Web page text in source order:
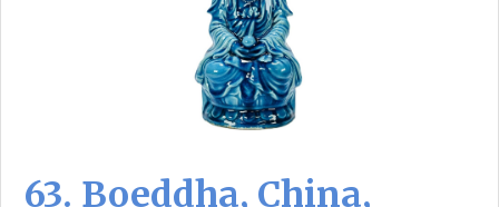
63. Boeddha, China,